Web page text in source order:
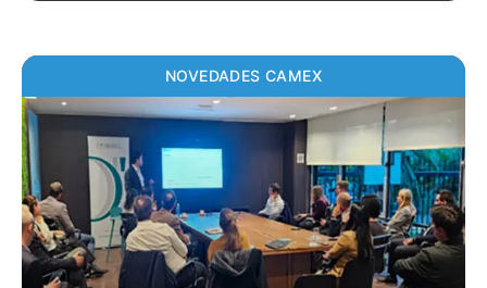
NOVEDADES CAMEX